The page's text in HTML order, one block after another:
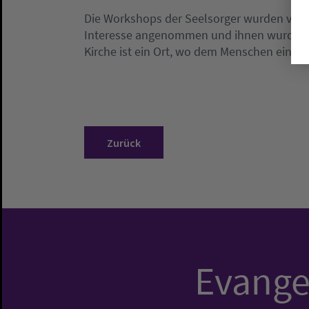
Die Workshops der Seelsorger wurden
Interesse angenommen und ihnen wurde
Kirche ist ein Ort, wo dem Menschen eine
Zurück